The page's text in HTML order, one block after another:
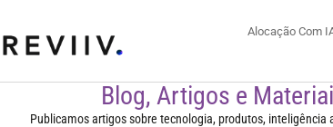
Alocação Com
Blog, Artigos e
Publicamos artigos sobre tecnologia, produtos, inteligência